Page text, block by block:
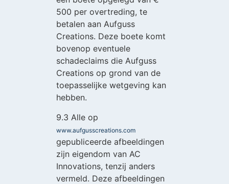
500 per overtreding, te
betalen aan Aufguss
Creations. Deze boete komt
bovenop eventuele
schadeclaims die Aufguss
Creations op grond van de
toepasselijke wetgeving kan
hebben.
9.3 Alle op
www.aufgusscreations.com
gepubliceerde afbeeldingen
zijn eigendom van AC
Innovations, tenzij anders
vermeld. Deze afbeeldingen